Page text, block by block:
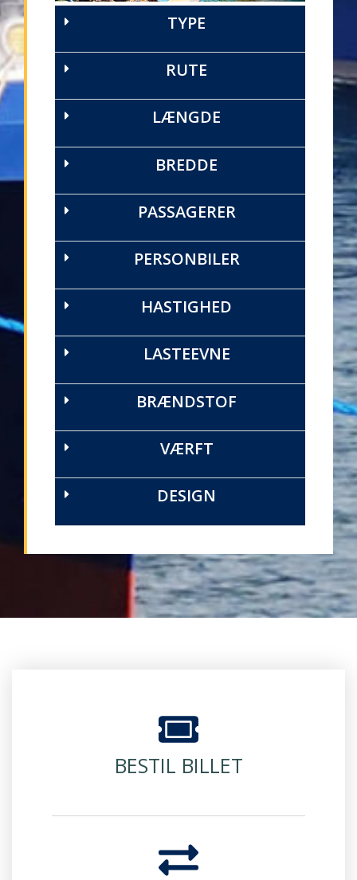
TYPE
RUTE
LÆNGDE
BREDDE
PASSAGERER
PERSONBILER
HASTIGHED
LASTEEVNE
BRÆNDSTOF
VÆRFT
DESIGN
BESTIL BILLET